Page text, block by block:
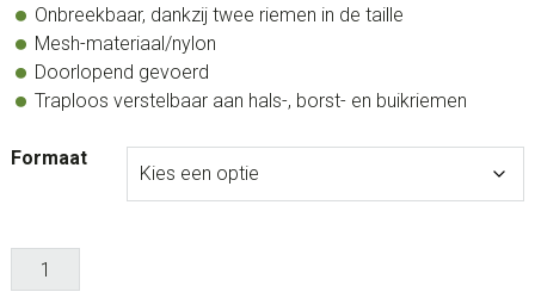
Onbreekbaar, dankzij twee riemen in de taille
Mesh-materiaal/nylon
Doorlopend gevoerd
Traploos verstelbaar aan hals-, borst- en buikriemen
Formaat
Veiligheidsharnas